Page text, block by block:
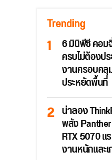
Trending
6 มินิพีซี คอม
ครบไม่ต้องป
งานครอบคลุ
ประหยัดพื้นที่
น่าลอง
พลัง
RTX 5070
งานหนักและ